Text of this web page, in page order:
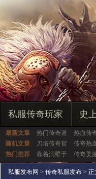
私服传奇玩家 史
最新文章 热门传奇道 热血传
随机文章
刀塔传奇官 传奇热
热门推荐
靠着洞壁于 传奇美
私服发布网 > 传奇私服发布 > 正